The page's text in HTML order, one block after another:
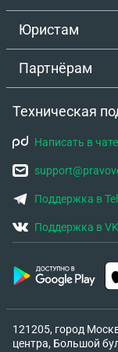
Юристам
Партнёрам
Техническая
Написать в
Поддержка в
Поддержка в VK
121205, город
центра, Большой